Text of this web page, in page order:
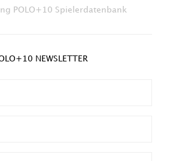
POLO+10 Spielerdatenbank
NEWSLETTER